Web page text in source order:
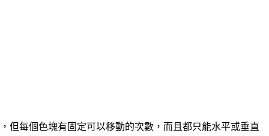
每個色塊有固定可以移動的次數，而且都只能水平或垂直